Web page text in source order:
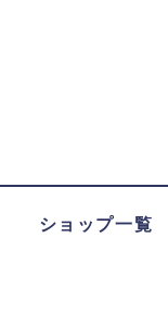
ショップ一覧